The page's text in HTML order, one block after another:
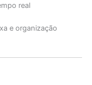
real
e organização